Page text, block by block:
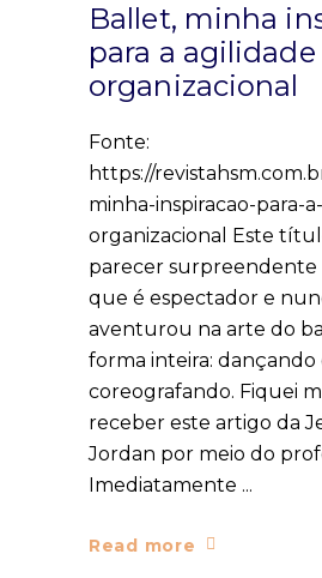
Ballet, minha
para a agilidade
organizacional
Fonte:
https://
minha-inspiracao-para-
organizacional Este
parecer surpreendente
que é espectador e
aventurou na arte do
forma inteira: dançando
coreografando. Fiquei
receber este artigo da
Jordan por meio do
Imediatamente
Read more